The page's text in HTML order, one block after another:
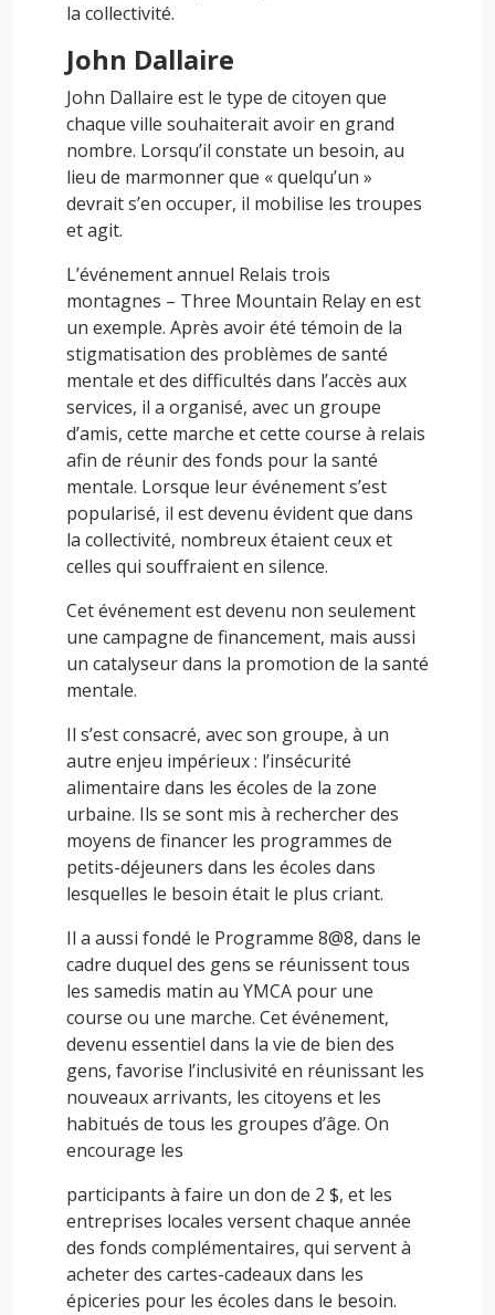
la collectivité.
John Dallaire
John Dallaire est le type de citoyen que
chaque ville souhaiterait avoir en grand
nombre. Lorsqu’il constate un besoin, au
lieu de marmonner que « quelqu’un »
devrait s’en occuper, il mobilise les troupes
et agit.
L’événement annuel Relais trois
montagnes – Three Mountain Relay en est
un exemple. Après avoir été témoin de la
stigmatisation des problèmes de santé
mentale et des difficultés dans l’accès aux
services, il a organisé, avec un groupe
d’amis, cette marche et cette course à relais
afin de réunir des fonds pour la santé
mentale. Lorsque leur événement s’est
popularisé, il est devenu évident que dans
la collectivité, nombreux étaient ceux et
celles qui souffraient en silence.
Cet événement est devenu non seulement
une campagne de financement, mais aussi
un catalyseur dans la promotion de la santé
mentale.
Il s’est consacré, avec son groupe, à un
autre enjeu impérieux : l’insécurité
alimentaire dans les écoles de la zone
urbaine. Ils se sont mis à rechercher des
moyens de financer les programmes de
petits-déjeuners dans les écoles dans
lesquelles le besoin était le plus criant.
Il a aussi fondé le Programme 8@8, dans le
cadre duquel des gens se réunissent tous
les samedis matin au YMCA pour une
course ou une marche. Cet événement,
devenu essentiel dans la vie de bien des
gens, favorise l’inclusivité en réunissant les
nouveaux arrivants, les citoyens et les
habitués de tous les groupes d’âge. On
encourage les
participants à faire un don de 2 $, et les
entreprises locales versent chaque année
des fonds complémentaires, qui servent à
acheter des cartes-cadeaux dans les
épiceries pour les écoles dans le besoin.